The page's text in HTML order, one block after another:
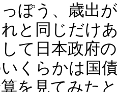
ぽう、歳出
と同じだけ
て日本政府
くらかは国
を見てみた